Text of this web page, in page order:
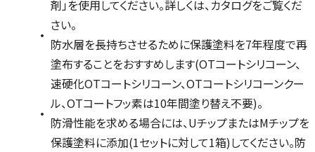
剤」を使用してください。詳しくは、カタログをご覧くだ
さい。
防水層を長持ちさせるために保護塗料を7年程度で再
塗布することをおすすめします(OTコートシリコーン、
速硬化OTコートシリコーン、OTコートシリコーンクー
ル、OTコートフッ素は10年間塗り替え不要)。
防滑性能を求める場合には、UチップまたはMチップを
保護塗料に添加(1セットに対して1箱)してください。防